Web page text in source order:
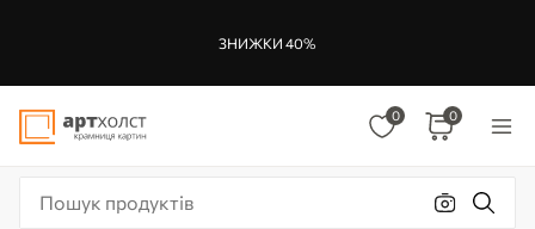
ЗНИЖКИ 40%
0 0